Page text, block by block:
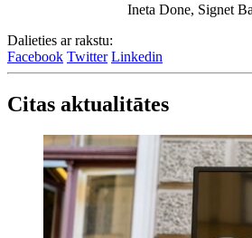
Ineta Done, Signet
Dalieties ar rakstu:
Facebook Twitter Linkedin
Citas aktualitātes